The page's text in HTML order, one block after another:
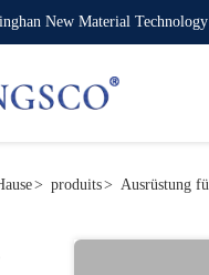
New Material
> produits> Ausrüstung